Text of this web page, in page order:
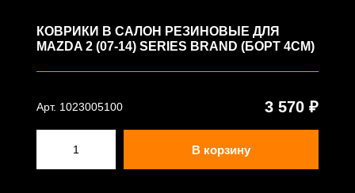
КОВРИКИ В САЛОН РЕЗИНОВЫЕ ДЛЯ
MAZDA 2 (07-14) SERIES BRAND (БОРТ 4СМ)
Арт. 1023005100 3 570 ₽
В корзину